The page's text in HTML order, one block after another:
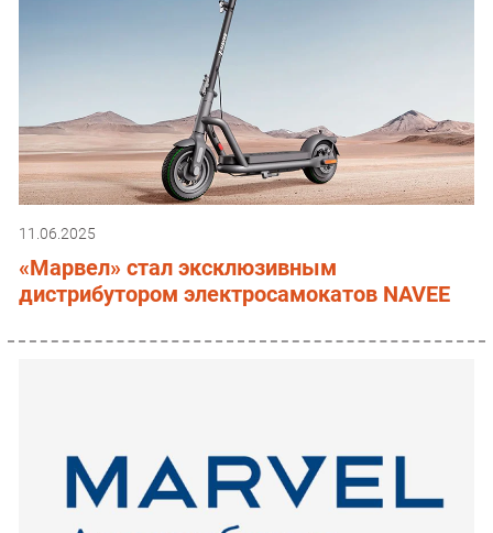
11.06.2025
«Марвел» стал эксклюзивным
дистрибутором электросамокатов NAVEE